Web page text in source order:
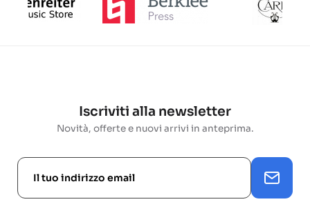
Iscriviti alla newsletter
Novità, offerte e nuovi arrivi in anteprima.